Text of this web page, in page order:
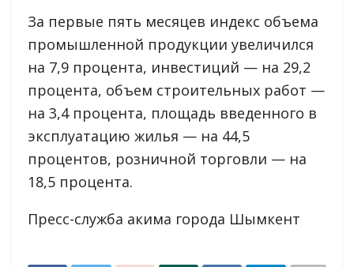
За первые пять месяцев индекс объема
промышленной продукции увеличился
на 7,9 процента, инвестиций — на 29,2
процента, объем строительных работ —
на 3,4 процента, площадь введенного в
эксплуатацию жилья — на 44,5
процентов, розничной торговли — на
18,5 процента.
Пресс-служба акима города Шымкент